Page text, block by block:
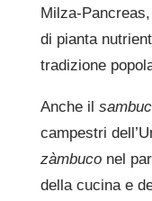
Milza-
di pianta
tradizione
Anche il
campestri
zàmbuco nel
della cucina e